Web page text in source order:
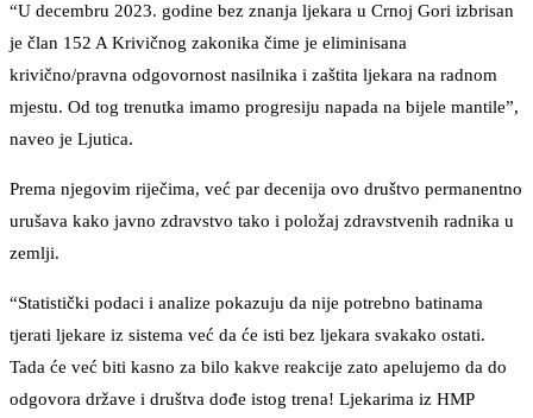
“U decembru 2023. godine bez znanja ljekara u Crnoj Gori izbrisan
je član 152 A Krivičnog zakonika čime je eliminisana
krivično/pravna odgovornost nasilnika i zaštita ljekara na radnom
mjestu. Od tog trenutka imamo progresiju napada na bijele mantile”,
naveo je Ljutica.
Prema njegovim riječima, već par decenija ovo društvo permanentno
urušava kako javno zdravstvo tako i položaj zdravstvenih radnika u
zemlji.
“Statistički podaci i analize pokazuju da nije potrebno batinama
tjerati ljekare iz sistema već da će isti bez ljekara svakako ostati.
Tada će već biti kasno za bilo kakve reakcije zato apelujemo da do
odgovora države i društva dođe istog trena! Ljekarima iz HMP